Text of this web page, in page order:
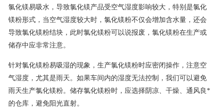
氯化镁易吸水，导致氯化镁产品受空气湿度影响较大，特别是氯化
镁粉形式，当空气湿度较大时，氯化镁粉不仅会增加含水量，还会
导致氯化镁粉结块，此时氯化镁粉可以说报废，氯化镁粉在生产或
储存中应非常注意。
针对氯化镁粉易吸湿的现象，生产氯化镁粉时应密闭操作，注意空
气湿度，尤其是雨天。如果车间内的湿度无法控制，我们可以避免
雨天生产氯化镁粉。储存氯化镁粉时，应选择阴凉、干燥、通风良*
的仓库，避免阳光直射。